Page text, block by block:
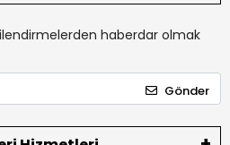
haberdar olmak
Gönder